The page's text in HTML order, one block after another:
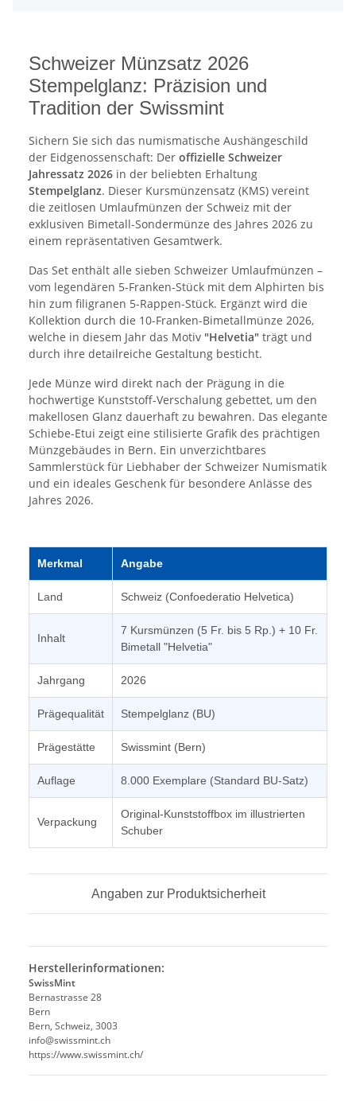
Schweizer Münzsatz 2026
Stempelglanz: Präzision und
Tradition der Swissmint
Sichern Sie sich das numismatische Aushängeschild
der Eidgenossenschaft: Der offizielle Schweizer
Jahressatz 2026 in der beliebten Erhaltung
Stempelglanz. Dieser Kursmünzensatz (KMS) vereint
die zeitlosen Umlaufmünzen der Schweiz mit der
exklusiven Bimetall-Sondermünze des Jahres 2026 zu
einem repräsentativen Gesamtwerk.
Das Set enthält alle sieben Schweizer Umlaufmünzen –
vom legendären 5-Franken-Stück mit dem Alphirten bis
hin zum filigranen 5-Rappen-Stück. Ergänzt wird die
Kollektion durch die 10-Franken-Bimetallmünze 2026,
welche in diesem Jahr das Motiv "Helvetia" trägt und
durch ihre detailreiche Gestaltung besticht.
Jede Münze wird direkt nach der Prägung in die
hochwertige Kunststoff-Verschalung gebettet, um den
makellosen Glanz dauerhaft zu bewahren. Das elegante
Schiebe-Etui zeigt eine stilisierte Grafik des prächtigen
Münzgebäudes in Bern. Ein unverzichtbares
Sammlerstück für Liebhaber der Schweizer Numismatik
und ein ideales Geschenk für besondere Anlässe des
Jahres 2026.
Merkmal Angabe
Land Schweiz (Confoederatio Helvetica)
Inhalt
7 Kursmünzen (5 Fr. bis 5 Rp.) + 10 Fr.
Bimetall "Helvetia"
Jahrgang 2026
Prägequalität Stempelglanz (BU)
Prägestätte Swissmint (Bern)
Auflage 8.000 Exemplare (Standard BU-Satz)
Verpackung
Original-Kunststoffbox im illustrierten
Schuber
Angaben zur Produktsicherheit
Herstellerinformationen:
SwissMint
Bernastrasse 28
Bern
Bern, Schweiz, 3003
info@swissmint.ch
https://www.swissmint.ch/